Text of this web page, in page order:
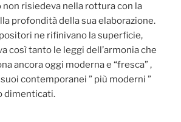
non risiedeva nella rottura con la
profondità della sua elaborazione.
ne rifinivano la superficie,
così tanto le leggi dell’armonia che
ancora oggi moderna e “fresca” ,
contemporanei ” più moderni ”
dimenticati.